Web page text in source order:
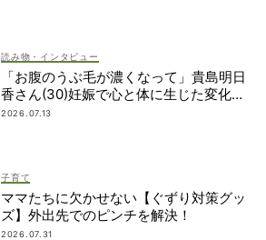
読み物・インタビュー
「お腹のうぶ毛が濃くなって」貴島明日
香さん(30)妊娠で心と体に生じた変化も
「愛しいです」
2026.07.13
子育て
ママたちに欠かせない【ぐずり対策グッ
ズ】外出先でのピンチを解決！
2026.07.31